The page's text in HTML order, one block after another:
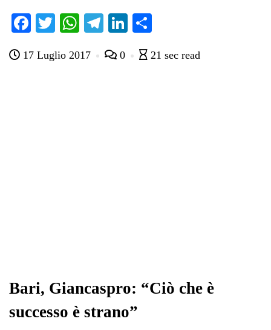
Fa
bo
T
tte
W
ts
Te
gr
Li
ed di
17 Luglio 2017 0 21 sec read
Bari, Giancaspro: “Ciò che è
successo è strano”